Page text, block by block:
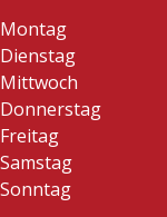
Montag
Dienstag
Mittwoch
Donnerstag
Freitag
Samstag
Sonntag